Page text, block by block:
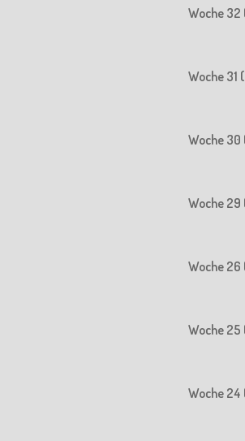
Woche 32
Woche 31
Woche 30
Woche 29
Woche 26
Woche 25
Woche 24